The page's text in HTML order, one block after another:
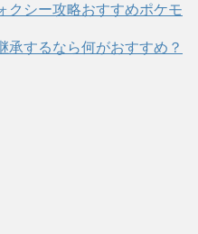
クシー攻略おすすめポケモ
承するなら何がおすすめ？